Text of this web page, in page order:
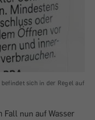
sich in der Regel auf
Fall nun auf Wasser